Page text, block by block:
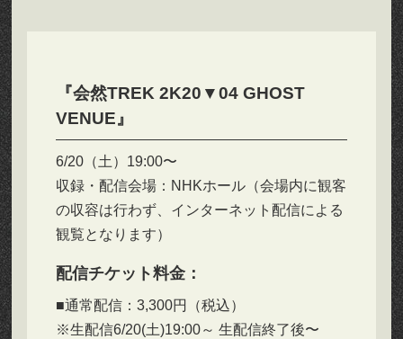
『会然TREK 2K20▼04 GHOST
VENUE』
6/20（土）19:00〜
収録・配信会場：NHKホール（会場内に観客
の収容は行わず、インターネット配信による
観覧となります）
配信チケット料金：
■通常配信：3,300円（税込）
※生配信6/20(土)19:00～ 生配信終了後〜